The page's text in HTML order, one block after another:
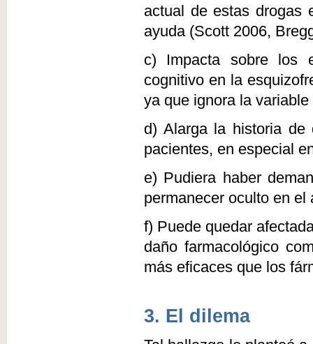
actual de estas drogas
ayuda (Scott 2006,
c) Impacta sobre los
cognitivo en la
ya que ignora la
d) Alarga la historia de
pacientes, en especial
e) Pudiera haber
permanecer oculto en
f) Puede quedar
daño farmacológico
más eficaces que los
3. El dilema